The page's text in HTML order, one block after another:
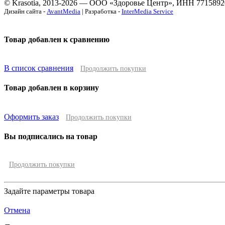
© Krasotia, 2013-2026 — ООО «Здоровье Центр», ИНН
Дизайн сайта - AvantMedia | Разработка - InterMedia Service
Товар добавлен к сравнению
В список сравнения Продолжить покупки
Товар добавлен в корзину
Оформить заказ Продолжить покупки
Вы подписались на товар
Продолжить покупки
Задайте параметры товара
Отмена